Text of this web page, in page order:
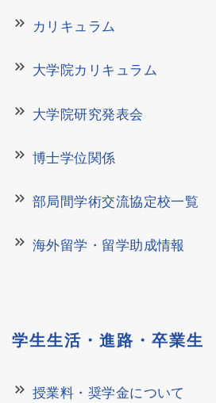
keyboard_double_arrow_right カリキュラム
keyboard_double_arrow_right 大学院カリキュラム
keyboard_double_arrow_right 大学院研究発表会
keyboard_double_arrow_right 博士学位関係
keyboard_double_arrow_right 部局間学術交流協定校一覧
keyboard_double_arrow_right 海外留学・留学助成情報
学生生活・進路・卒業生
keyboard_double_arrow_right 授業料・奨学金について